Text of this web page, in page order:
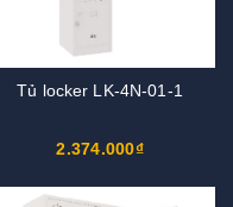
Tủ locker LK-4N-01-1
2.374.000₫